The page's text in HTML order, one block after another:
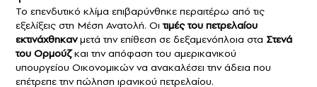
Το επενδυτικό κλίμα επιβαρύνθηκε περαιτέρω από τις
εξελίξεις στη Μέση Ανατολή. Οι τιμές του πετρελαίου
εκτινάχθηκαν μετά την επίθεση σε δεξαμενόπλοια στα Στενά
του Ορμούζκαι την απόφαση του αμερικανικού
υπουργείου Οικονομικών να ανακαλέσει την άδεια που
επέτρεπε την πώληση ιρανικού πετρελαίου.